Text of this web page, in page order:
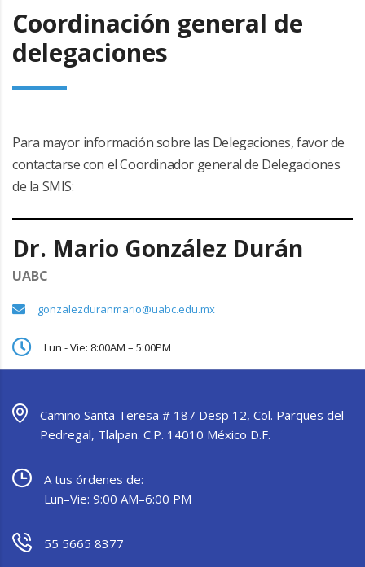
Coordinación general de
delegaciones
Para mayor información sobre las Delegaciones, favor de
contactarse con el Coordinador general de Delegaciones
de la SMIS:
Dr. Mario González Durán
UABC
gonzalezduranmario@uabc.edu.mx
Lun - Vie: 8:00AM – 5:00PM
Camino Santa Teresa # 187 Desp 12, Col. Parques del
Pedregal, Tlalpan. C.P. 14010 México D.F.
A tus órdenes de:
Lun–Vie: 9:00 AM–6:00 PM
55 5665 8377